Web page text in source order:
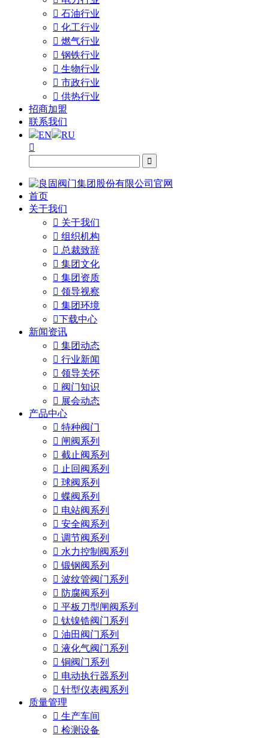
 石油行业
 化工行业
 燃气行业
 钢铁行业
 生物行业
 市政行业
 供热行业
招商加盟
联系我们
EN
RU


首页
关于我们
 关于我们
 组织机构
 总裁致辞
 集团文化
 集团资质
 领导视察
 集团环境
下载中心
新闻资讯
 集团动态
 行业新闻
 领导关怀
 阀门知识
 展会动态
产品中心
 特种阀门
 闸阀系列
 截止阀系列
 止回阀系列
 球阀系列
 蝶阀系列
 电站阀系列
 安全阀系列
 调节阀系列
 水力控制阀系列
 锻钢阀系列
 波纹管阀门系列
 防腐阀系列
 平板刀型闸阀系列
 钛镍锆阀门系列
 油田阀门系列
 液化气阀门系列
 铜阀门系列
 电动执行器系列
 针型仪表阀系列
质量管理
 生产车间
 检测设备